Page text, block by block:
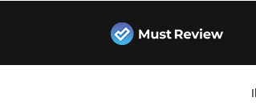
Must
Review